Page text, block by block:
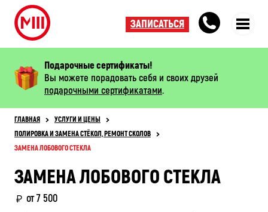
Подарочные сертификаты!
Вы можете порадовать себя и своих друзей
подарочными сертификатами.
ГЛАВНАЯ
УСЛУГИ И ЦЕНЫ
ПОЛИРОВКА И ЗАМЕНА СТЁКОЛ, РЕМОНТ СКОЛОВ
ЗАМЕНА ЛОБОВОГО СТЕКЛА
ЗАМЕНА ЛОБОВОГО СТЕКЛА
от 7 500
ЗАПИСАТЬСЯ